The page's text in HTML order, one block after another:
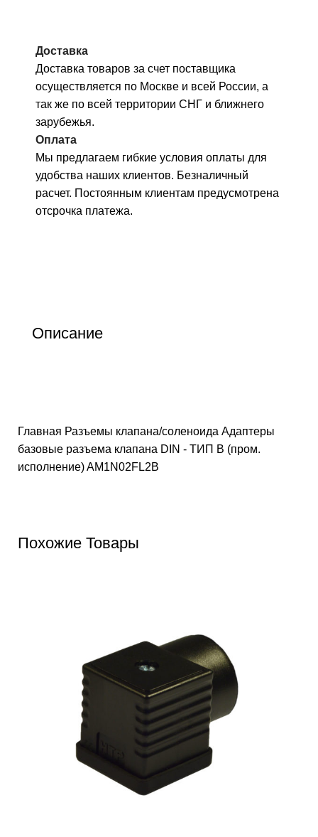
Доставка
Доставка товаров за счет поставщика
осуществляется по Москве и всей России, а
так же по всей территории СНГ и ближнего
зарубежья.
Оплата
Мы предлагаем гибкие условия оплаты для
удобства наших клиентов. Безналичный
расчет. Постоянным клиентам предусмотрена
отсрочка платежа.
Описание
Главная Разъемы клапана/соленоида Адаптеры
базовые разъема клапана DIN - ТИП B (пром.
исполнение)AM1N02FL2B
Похожие Товары